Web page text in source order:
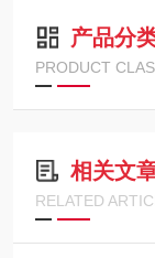
产品分
PRODUCT
相关文
RELATED